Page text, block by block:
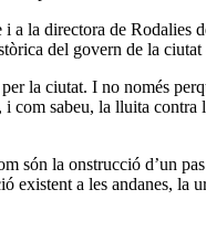
a la directora de Rodalies
del govern de la ciutat
la ciutat. I no només
com sabeu, la lluita contra
són la onstrucció d’un
existent a les andanes, la